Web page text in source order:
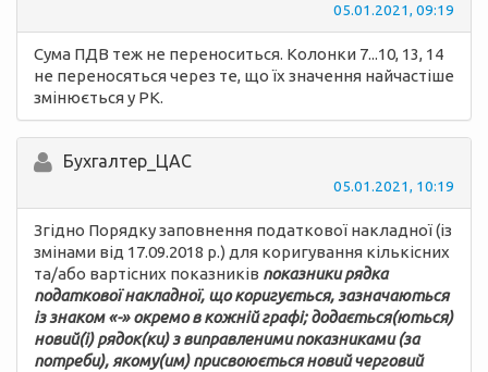
05.01.2021, 09:19
Сума ПДВ теж не переноситься. Колонки 7...10, 13, 14
не переносяться через те, що їх значення найчастіше
змінюється у РК.
Бухгалтер_ЦАС
05.01.2021, 10:19
Згідно Порядку заповнення податкової накладної (із
змінами від 17.09.2018 р.) для коригування кількісних
та/або вартісних показників показники рядка
податкової накладної, що коригується, зазначаються
із знаком «-» окремо в кожній графі; додається(ються)
новий(і) рядок(ки) з виправленими показниками (за
потреби), якому(им) присвоюється новий черговий